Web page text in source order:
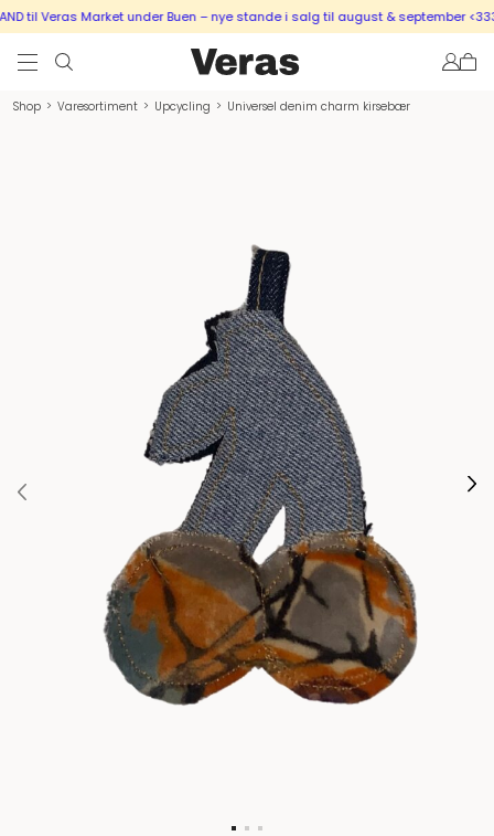
til Veras Market under Buen – nye stande i salg til august & september <333
Shop > Varesortiment > Upcycling > Universel denim charm kirsebær